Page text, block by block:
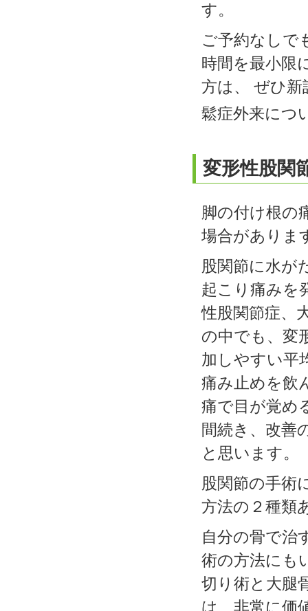
す。
ご予約なしで
時間を最小限
方は、 ぜひ
鬆症外来につ
変形性股関
脚の付け根の
場合がありま
股関節に水が
起こり痛みを
性股関節症、
の中でも、変
加しやすい平
痛み止めを飲
痛で目が覚め
間続き、改善
と思います。
股関節の手術
方法の２種類
自分の骨で治
術の方法にも
切り術と大腿
は、非常に価